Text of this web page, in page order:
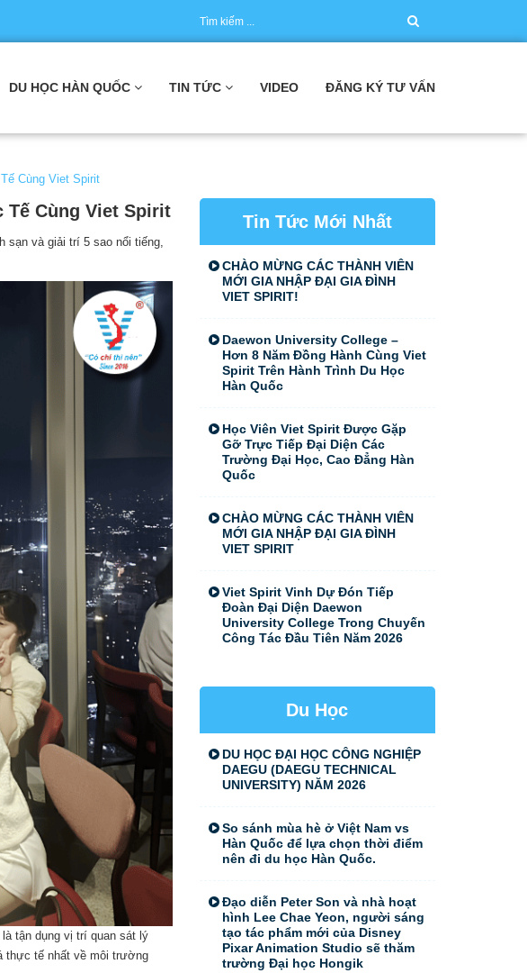
DU HỌC HÀN QUỐC TIN TỨC VIDEO ĐĂNG KÝ TƯ VẤN
Cùng Viet Spirit
Tế Cùng Viet Spirit
sạn và giải trí 5 sao nổi tiếng,
tận dụng vị trí quan sát lý
thực tế nhất về môi trường
Tin Tức Mới Nhất
CHÀO MỪNG CÁC THÀNH VIÊN
MỚI GIA NHẬP ĐẠI GIA ĐÌNH
VIET SPIRIT!
Daewon University College –
Hơn 8 Năm Đồng Hành Cùng Viet
Spirit Trên Hành Trình Du Học
Hàn Quốc
Học Viên Viet Spirit Được Gặp
Gỡ Trực Tiếp Đại Diện Các
Trường Đại Học, Cao Đẳng Hàn
Quốc
CHÀO MỪNG CÁC THÀNH VIÊN
MỚI GIA NHẬP ĐẠI GIA ĐÌNH
VIET SPIRIT
Viet Spirit Vinh Dự Đón Tiếp
Đoàn Đại Diện Daewon
University College Trong Chuyến
Công Tác Đầu Tiên Năm 2026
Du Học
DU HỌC ĐẠI HỌC CÔNG NGHIỆP
DAEGU (DAEGU TECHNICAL
UNIVERSITY) NĂM 2026
So sánh mùa hè ở Việt Nam vs
Hàn Quốc để lựa chọn thời điểm
nên đi du học Hàn Quốc.
Đạo diễn Peter Son và nhà hoạt
hình Lee Chae Yeon, người sáng
tạo tác phẩm mới của Disney
Pixar Animation Studio sẽ thăm
trường Đại học Hongik